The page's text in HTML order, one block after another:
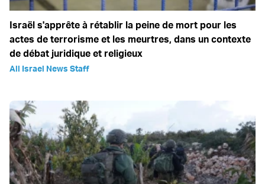
Israël s'apprête à rétablir la peine de mort pour les
actes de terrorisme et les meurtres, dans un contexte
de débat juridique et religieux
All Israel News Staff